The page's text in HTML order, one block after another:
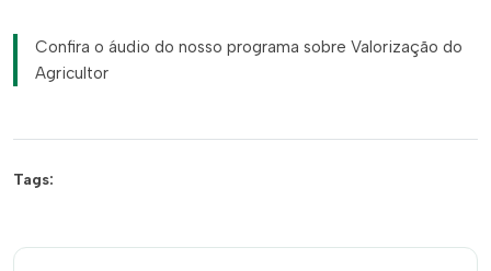
Confira o áudio do nosso programa sobre Valorização do
Agricultor
Tags: